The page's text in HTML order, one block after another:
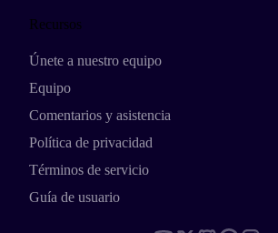
Recursos
Únete a nuestro equipo
Equipo
Comentarios y asistencia
Política de privacidad
Términos de servicio
Guía de usuario